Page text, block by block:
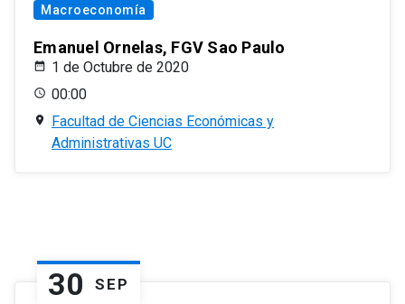
Macroeconomía
Emanuel Ornelas, FGV Sao Paulo
1 de Octubre de 2020
00:00
Facultad de Ciencias Económicas y
Administrativas UC
30 SEP